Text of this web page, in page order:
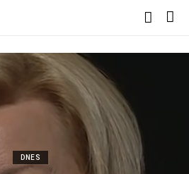
DNES